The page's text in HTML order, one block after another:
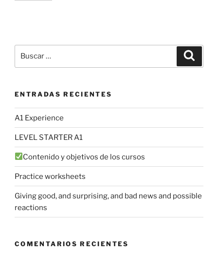
por:
ENTRADAS RECIENTES
A1 Experience
LEVEL STARTER A1
Contenido y objetivos de los cursos
Practice worksheets
Giving good, and surprising, and bad news and possible
reactions
COMENTARIOS RECIENTES